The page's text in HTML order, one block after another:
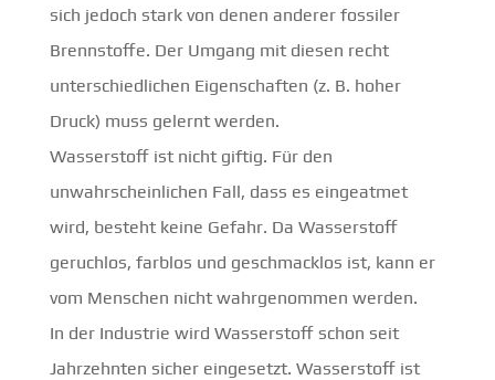
sich jedoch stark von denen anderer fossiler
Brennstoffe. Der Umgang mit diesen recht
unterschiedlichen Eigenschaften (z. B. hoher
Druck) muss gelernt werden.
Wasserstoff ist nicht giftig. Für den
unwahrscheinlichen Fall, dass es eingeatmet
wird, besteht keine Gefahr. Da Wasserstoff
geruchlos, farblos und geschmacklos ist, kann er
vom Menschen nicht wahrgenommen werden.
In der Industrie wird Wasserstoff schon seit
Jahrzehnten sicher eingesetzt. Wasserstoff ist